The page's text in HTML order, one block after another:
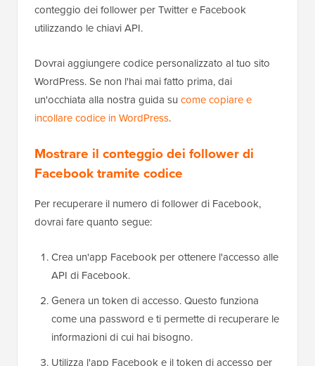
conteggio dei follower per Twitter e Facebook
utilizzando le chiavi API.
Dovrai aggiungere codice personalizzato al tuo sito
WordPress. Se non l'hai mai fatto prima, dai
un'occhiata alla nostra guida su come copiare e
incollare codice in WordPress.
Mostrare il conteggio dei follower di
Facebook tramite codice
Per recuperare il numero di follower di Facebook,
dovrai fare quanto segue:
Crea un'app Facebook per ottenere l'accesso alle
API di Facebook.
Genera un token di accesso. Questo funziona
come una password e ti permette di recuperare le
informazioni di cui hai bisogno.
Utilizza l'app Facebook e il token di accesso per